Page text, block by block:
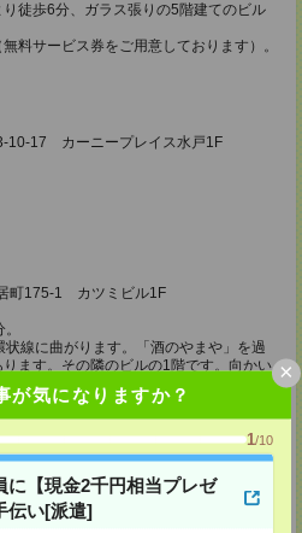
が気になりますか？
1/10
に【現金2千円相当プレゼ
伝い[派遣]
×
徒歩6分、ガラス張りの5階建てのビル
料サービス券をご用意しております）。
10-17 カーニープレイス水戸1F
町175-1 カツミビル1F
状線に曲がります。「酒のやまや」を過
ます。その隣のビルの1階です。向かい
。
央1-1-3 熊谷ビル4F